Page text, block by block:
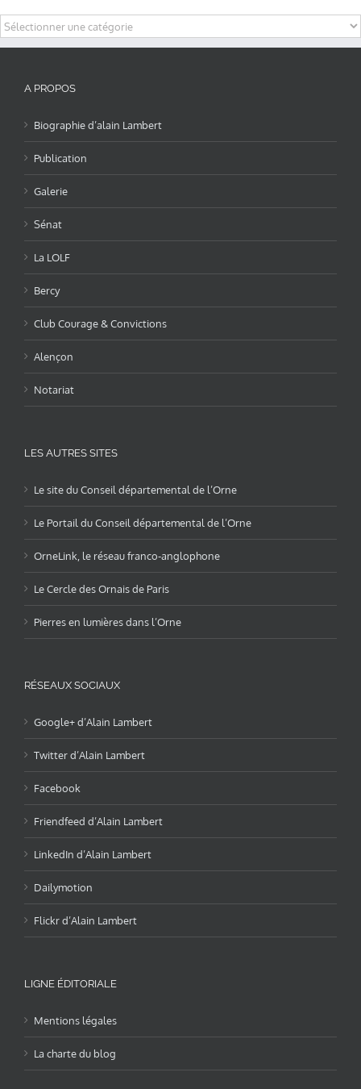
Categories
A PROPOS
Biographie d’alain Lambert
Publication
Galerie
Sénat
La LOLF
Bercy
Club Courage & Convictions
Alençon
Notariat
LES AUTRES SITES
Le site du Conseil départemental de l’Orne
Le Portail du Conseil départemental de l’Orne
OrneLink, le réseau franco-anglophone
Le Cercle des Ornais de Paris
Pierres en lumières dans l’Orne
RÉSEAUX SOCIAUX
Google+ d’Alain Lambert
Twitter d’Alain Lambert
Facebook
Friendfeed d’Alain Lambert
LinkedIn d’Alain Lambert
Dailymotion
Flickr d’Alain Lambert
LIGNE ÉDITORIALE
Mentions légales
La charte du blog